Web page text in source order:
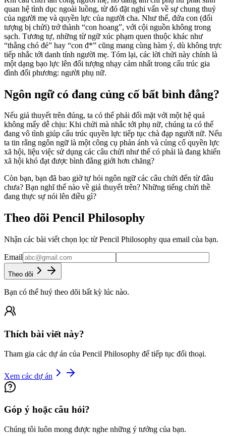
quan hệ tình dục ngoài luồng, từ đó đặt nghi vấn về sự chung thuỷ
của người mẹ và quyền lực của người cha. Như thế, đứa con (đối
tượng bị chửi) trở thành “con hoang”, với cội nguồn không trong
sạch. Tương tự, những từ ngữ xúc phạm quen thuộc khác như
“thằng chó đẻ” hay “con đ*” cũng mang cùng hàm ý, dù không trực
tiếp nhắc tới danh tính người mẹ. Tóm lại, các lời chửi này chính là
một dạng bạo lực lên đối tượng nhạy cảm nhất trong cấu trúc gia
đình đối phương: người phụ nữ.
Ngôn ngữ có đang củng cố bất bình đẳng?
Nếu giả thuyết trên đúng, ta có thể phải đối mặt với một hệ quả
không mấy dễ chịu: Khi chửi mà nhắc tới phụ nữ, chúng ta có thể
đang vô tình giúp cấu trúc quyền lực tiếp tục chà đạp người nữ. Nếu
ta tin rằng ngôn ngữ là một công cụ phản ánh và củng cố quyền lực
xã hội, liệu việc sử dụng các câu chửi như thế có phải là đang khiến
xã hội khó đạt được bình đẳng giới hơn chăng?
Còn bạn, bạn đã bao giờ tự hỏi ngôn ngữ các câu chửi đến từ đâu
chưa? Bạn nghĩ thế nào về giả thuyết trên? Những tiếng chửi thề
đang thực sự nói lên điều gì?
Theo dõi Pencil Philosophy
Nhận các bài viết chọn lọc từ Pencil Philosophy qua email của bạn.
Email
Theo dõi
Bạn có thể huỷ theo dõi bất kỳ lúc nào.
Thích bài viết này?
Tham gia các dự án của Pencil Philosophy để tiếp tục đối thoại.
Xem các dự án
Góp ý hoặc câu hỏi?
Chúng tôi luôn mong được nghe những ý tưởng của bạn.